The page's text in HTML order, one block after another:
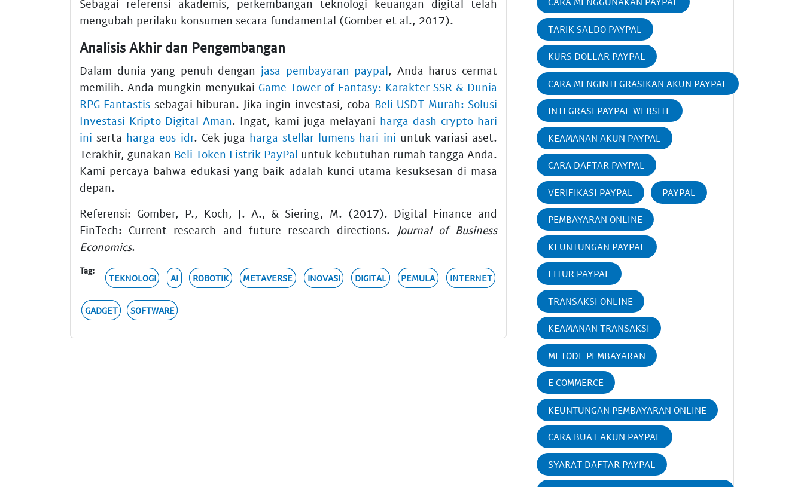
Sebagai referensi akademis, perkembangan teknologi keuangan digital telah
mengubah perilaku konsumen secara fundamental (Gomber et al., 2017).
Analisis Akhir dan Pengembangan
Dalam dunia yang penuh dengan jasa pembayaran paypal, Anda harus cermat
memilih. Anda mungkin menyukai Game Tower of Fantasy: Karakter SSR & Dunia
RPG Fantastis sebagai hiburan. Jika ingin investasi, coba Beli USDT Murah: Solusi
Investasi Kripto Digital Aman. Ingat, kami juga melayani harga dash crypto hari
ini serta harga eos idr. Cek juga harga stellar lumens hari ini untuk variasi aset.
Terakhir, gunakan Beli Token Listrik PayPal untuk kebutuhan rumah tangga Anda.
Kami percaya bahwa edukasi yang baik adalah kunci utama kesuksesan di masa
depan.
Referensi: Gomber, P., Koch, J. A., & Siering, M. (2017). Digital Finance and
FinTech: Current research and future research directions.
Journal of Business
Economics.
Tag:
TEKNOLOGI AI ROBOTIK METAVERSE INOVASI DIGITAL PEMULA INTERNET
GADGET SOFTWARE
TARIK SALDO PAYPAL
KURS DOLLAR PAYPAL
CARA MENGINTEGRASIKAN AKUN PAYPAL
INTEGRASI PAYPAL WEBSITE
KEAMANAN AKUN PAYPAL
CARA DAFTAR PAYPAL
VERIFIKASI PAYPAL PAYPAL
PEMBAYARAN ONLINE
KEUNTUNGAN PAYPAL
FITUR PAYPAL
TRANSAKSI ONLINE
KEAMANAN TRANSAKSI
METODE PEMBAYARAN
E COMMERCE
KEUNTUNGAN PEMBAYARAN ONLINE
CARA BUAT AKUN PAYPAL
SYARAT DAFTAR PAYPAL